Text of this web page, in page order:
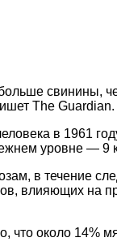
свинины,
The Guardian.
в 1961
уровне — 9
в течение
влияющих на
что около 14%